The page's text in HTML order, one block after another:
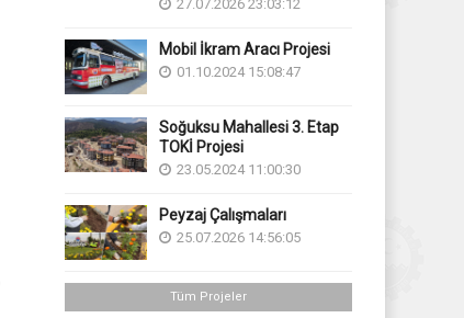
27.07.2026 23:03:12
Mobil İkram Aracı Projesi
01.10.2024 15:08:47
Soğuksu Mahallesi 3. Etap
TOKİ Projesi
23.05.2024 11:00:30
Peyzaj Çalışmaları
25.07.2026 14:56:05
Tüm Projeler